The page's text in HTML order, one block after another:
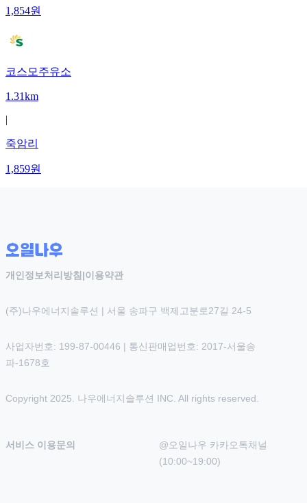
1,854원
코스모주유소
1.31km
|
죽암리
1,859원
개인정보처리방침 |이용약관
(주)나우에너지솔루션 | 서울 송파구 백제고분로27길 24-5
사업자번호: 199-87-00446 | 통신판매업번호: 2017-서울송
파-1678호
Copyright 2025. 나우에너지솔루션 INC. All rights reserved.
서비스 이용문의
@오일나우 카카오톡채널
(10:00~19:00)